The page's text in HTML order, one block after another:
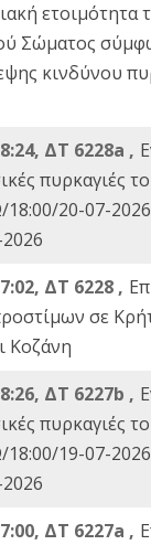
ετοιμότητα
Σώματος
κινδύνου
ΔΤ 6228a ,
πυρκαγιές
20-07-
ΔΤ 6228 ,
σε
Κοζάνη
ΔΤ 6227b ,
πυρκαγιές
19-07-
ΔΤ 6227a ,